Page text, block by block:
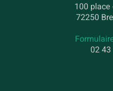
100
72250
02